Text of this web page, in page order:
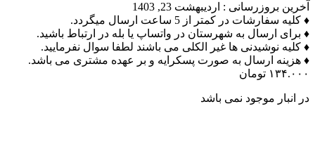
آخرین بروزرسانی : اردیبهشت 23, 1403
♦ کلیه سفارشات در کمتر از 5 ساعت ارسال میگردد.
♦ برای ارسال به شهرستان در واتساپ یا بله در ارتباط باشید.
♦ کلیه نوشیدنی ها غیر الکلی می باشند لطفا سوال نفرمایید.
♦ هزینه ارسال به صورت پسکرایه و بر عهده مشتری می باشد.
۱۳۴.۰۰۰ تومان
در انبار موجود نمی باشد